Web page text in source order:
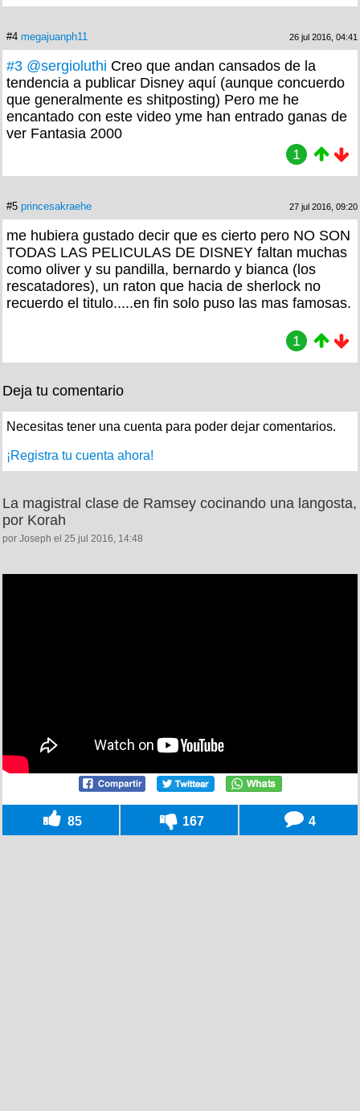
#4 megajuanph11 26 jul 2016, 04:41
#3 @sergioluthi Creo que andan cansados de la
tendencia a publicar Disney aquí (aunque concuerdo
que generalmente es shitposting) Pero me he
encantado con este video yme han entrado ganas de
ver Fantasia 2000
1
#5 princesakraehe 27 jul 2016, 09:20
me hubiera gustado decir que es cierto pero NO SON
TODAS LAS PELICULAS DE DISNEY faltan muchas
como oliver y su pandilla, bernardo y bianca (los
rescatadores), un raton que hacia de sherlock no
recuerdo el titulo.....en fin solo puso las mas famosas.
1
Deja tu comentario
Necesitas tener una cuenta para poder dejar comentarios.
¡Registra tu cuenta ahora!
La magistral clase de Ramsey cocinando una langosta,
por Korah
por Joseph el 25 jul 2016, 14:48
85 167 4